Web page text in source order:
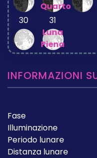
Quarto
30
31
Luna
Piena
INFORMAZIONI
Fase
Illuminazione
Periodo lunare
Distanza lunare